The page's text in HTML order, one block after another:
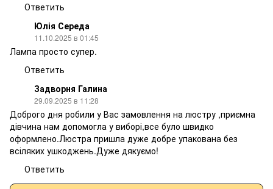
Ответить
Юлія Середа
11.10.2025 в 01:45
Лампа просто супер.
Ответить
Задворня Галина
29.09.2025 в 11:28
Доброго дня робили у Вас замовлення на люстру ,приємна
дівчина нам допомогла у виборі,все було швидко
оформлено.Люстра пришла дуже добре упакована без
всіляких ушкоджень.Дуже дякуємо!
Ответить